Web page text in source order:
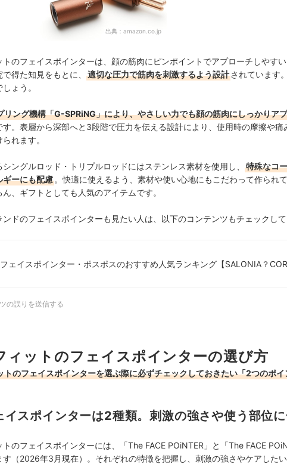
出典： amazon.co.jp
トのフェイスポインターは、顔の筋肉にピンポイントでアプローチしやす
得た知見をもとに、
適切な圧力で筋肉を刺激するよう設計されています
ょう。
リング機構「G-SPRiNG」により、やさしい力でも顔の筋肉にしっかりア
す。表層から深部へと3段階で圧力を伝える設計により、使用時の摩擦や痛
れます。
シングルロッド・トリプルロッドにはステンレス素材を使用し、
特殊なコ
ギーにも配慮。快適に使えるよう、素材や使い心地にもこだわって作られ
、ギフトとしても人気のアイテムです。
ドのフェイスポインターも見たい人は、以下のコンテンツもチェックして
フェイスポインター・ポスポスのおすすめ人気ランキング【SALONIA？
の誤りを送信する
ィットのフェイスポインターの選び方
トのフェイスポインターを選ぶ際に必ずチェックしておきたい「2つのポイ
イスポインターは2種類。刺激の強さや使う部位
トのフェイスポインターには、「The FACE POiNTER」と「The FACE
す（2026年3月現在）。それぞれの特徴を把握し、刺激の強さやケアした